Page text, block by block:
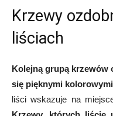
Krzewy
liściach
Kolejną grupą krzewów
się pięknymi
liści wskazuje na